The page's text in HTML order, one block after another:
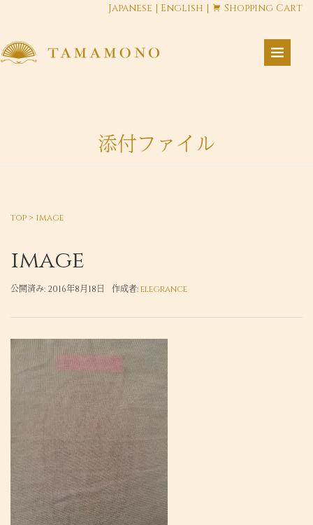
Japanese | English | Shopping Cart
添付ファイル
top > image
image
公開済み: 2016年8月18日 作成者:elegrance